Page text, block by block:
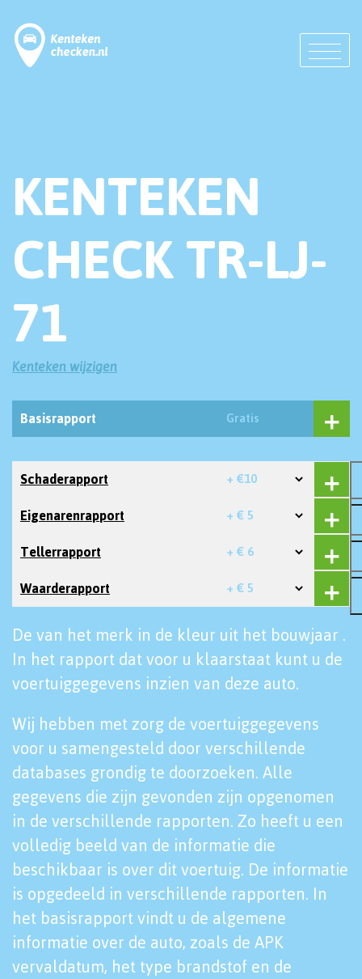
KENTEKEN
CHECK TR-LJ-
71
Kenteken wijzigen
Basisrapport Gratis
Schaderapport + €10
Eigenarenrapport + € 5
Tellerrapport + € 6
Waarderapport + € 5
De van het merk in de kleur uit het bouwjaar .
In het rapport dat voor u klaarstaat kunt u de
voertuiggegevens inzien van deze auto.
Wij hebben met zorg de voertuiggegevens
voor u samengesteld door verschillende
databases grondig te doorzoeken. Alle
gegevens die zijn gevonden zijn opgenomen
in de verschillende rapporten. Zo heeft u een
volledig beeld van de informatie die
beschikbaar is over dit voertuig. De informatie
is opgedeeld in verschillende rapporten. In
het basisrapport vindt u de algemene
informatie over de auto, zoals de APK
vervaldatum, het type brandstof en de